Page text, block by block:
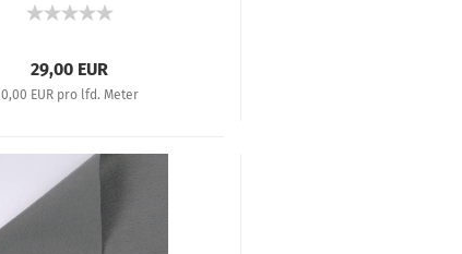
29,00 EUR
0,00 EUR pro lfd. Meter